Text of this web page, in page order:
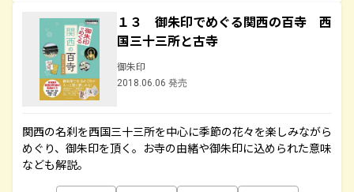
１３ 御朱印でめぐる関西の百寺 西
国三十三所と古寺
御朱印
2018.06.06 発売
関西の名刹を西国三十三所を中心に季節の花々を楽しみながら
めぐり、御朱印を頂く。お寺の由緒や御朱印に込められた意味
なども解説。